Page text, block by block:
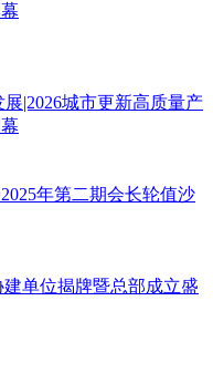
|2026城市更新高质量产
年第二期会长轮值沙
单位揭牌暨总部成立盛